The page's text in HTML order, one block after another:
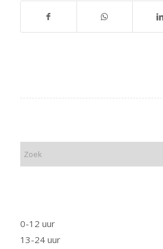
0-12 uur
13-24 uur